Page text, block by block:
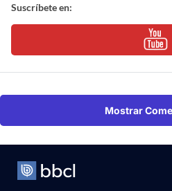
Suscríbete en:
Mostrar